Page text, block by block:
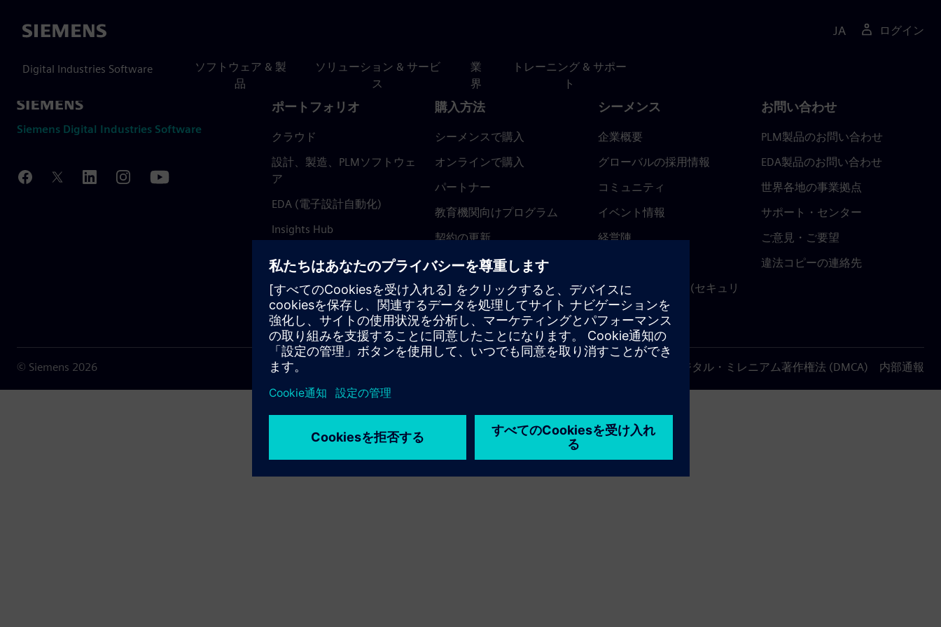
Siemens
Digital Industries Software
ソフトウェア & 製
品
ソリューション & サービ
ス
業
界
トレーニング & サポー
ト
JA ログイン
Siemens Digital Industries Software
ポートフォリオ
クラウド
設計、製造、PLMソフトウェ
ア
EDA (電子設計自動化)
Insights Hub
購入方法
シーメンスで購入
オンラインで購入
パートナー
教育機関向けプログラム
契約の更新
返金ポリシー
シーメンス
企業概要
グローバルの採用情報
コミュニティ
イベント情報
経営陣
トラストセンター (セキュリ
ティ関連情報)
お問い合わせ
PLM製品のお問い合わせ
EDA製品のお問い合わせ
世界各地の事業拠点
サポート・センター
ご意見・ご要望
違法コピーの連絡先
© Siemens 2026 デジタル・ミレニアム著作権法 (DMCA) 内部通報